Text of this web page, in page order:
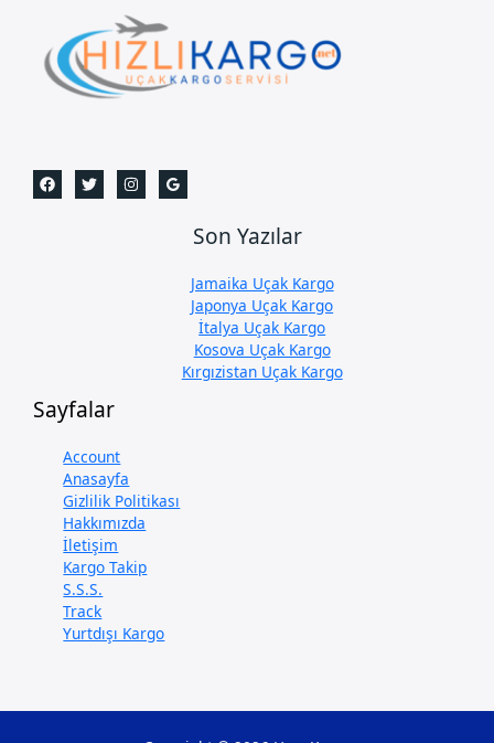
Son Yazılar
Jamaika Uçak Kargo
Japonya Uçak Kargo
İtalya Uçak Kargo
Kosova Uçak Kargo
Kırgızistan Uçak Kargo
Sayfalar
Account
Anasayfa
Gizlilik Politikası
Hakkımızda
İletişim
Kargo Takip
S.S.S.
Track
Yurtdışı Kargo